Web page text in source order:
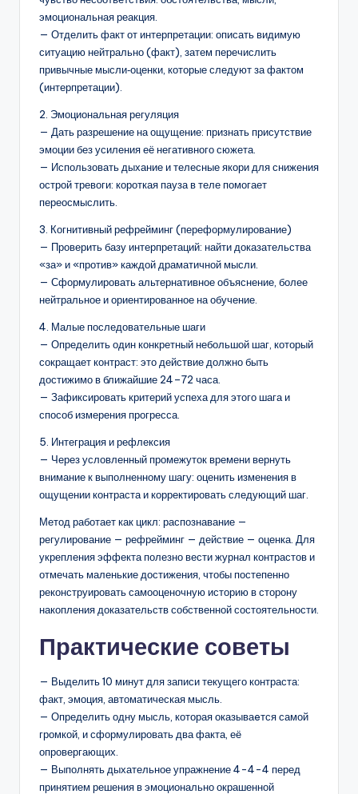
эмоциональная реакция.
— Отделить факт от интерпретации: описать видимую
ситуацию нейтрально (факт), затем перечислить
привычные мысли‑оценки, которые следуют за фактом
(интерпретации).
2. Эмоциональная регуляция
— Дать разрешение на ощущение: признать присутствие
эмоции без усиления её негативного сюжета.
— Использовать дыхание и телесные якори для снижения
острой тревоги: короткая пауза в теле помогает
переосмыслить.
3. Когнитивный рефрейминг (переформулирование)
— Проверить базу интерпретаций: найти доказательства
«за» и «против» каждой драматичной мысли.
— Сформулировать альтернативное объяснение, более
нейтральное и ориентированное на обучение.
4. Малые последовательные шаги
— Определить один конкретный небольшой шаг, который
сокращает контраст: это действие должно быть
достижимо в ближайшие 24–72 часа.
— Зафиксировать критерий успеха для этого шага и
способ измерения прогресса.
5. Интеграция и рефлексия
— Через условленный промежуток времени вернуть
внимание к выполненному шагу: оценить изменения в
ощущении контраста и корректировать следующий шаг.
Метод работает как цикл: распознавание —
регулирование — рефрейминг — действие — оценка. Для
укрепления эффекта полезно вести журнал контрастов и
отмечать маленькие достижения, чтобы постепенно
реконструировать самооценочную историю в сторону
накопления доказательств собственной состоятельности.
Практические советы
— Выделить 10 минут для записи текущего контраста:
факт, эмоция, автоматическая мысль.
— Определить одну мысль, которая оказываeтся самой
громкой, и сформулировать два факта, её
опровергающих.
— Выполнять дыхательное упражнение 4-4-4 перед
принятием решения в эмоционально окрашенной